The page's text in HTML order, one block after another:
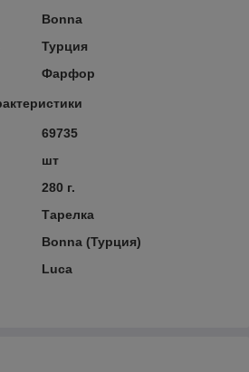
Bonna
Турция
Фарфор
69735
шт
280 г.
Тарелка
Bonna (Турция)
Luca